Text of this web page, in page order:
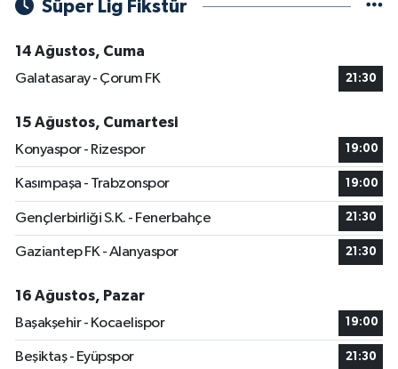
Süper Lig Fikstür
14 Ağustos, Cuma
Galatasaray - Çorum FK
21:30
15 Ağustos, Cumartesi
Konyaspor - Rizespor
19:00
Kasımpaşa - Trabzonspor 19:00
Gençlerbirliği S.K. - Fenerbahçe 21:30
Gaziantep FK - Alanyaspor 21:30
16 Ağustos, Pazar
Başakşehir - Kocaelispor
19:00
Beşiktaş - Eyüpspor 21:30